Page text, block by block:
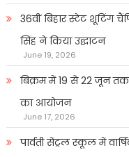
36वीं बिहार स्टेट शूटिंग
सिंह ने किया उद्घाटन
June 19, 2026
बिक्रम में 19 से 22 जून तक
का आयोजन
June 17, 2026
पार्वती सेंट्रल स्कूल में